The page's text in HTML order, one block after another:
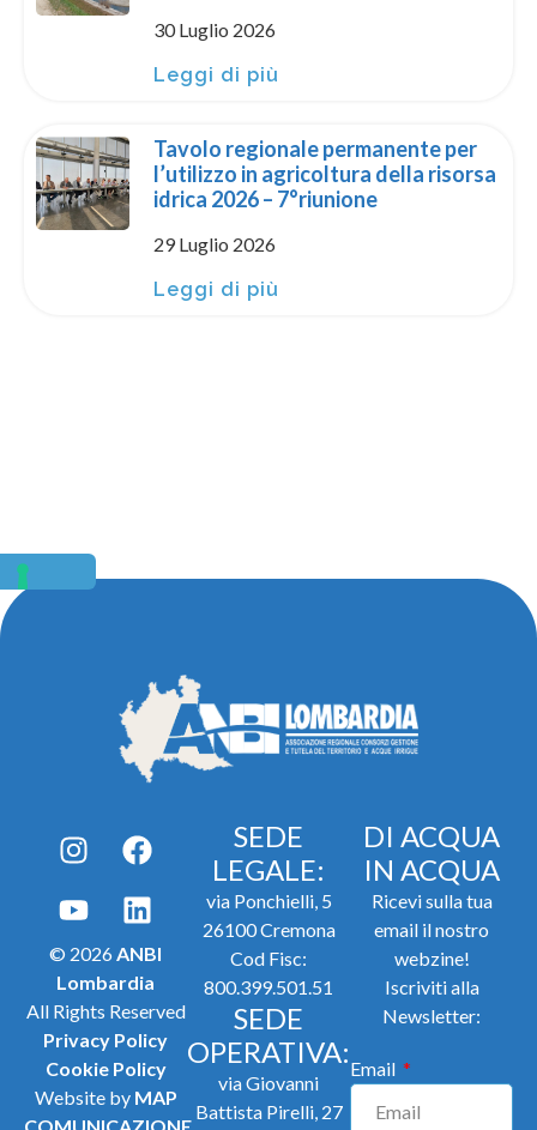
30 Luglio 2026
Leggi di più
Tavolo regionale permanente per
l’utilizzo in agricoltura della risorsa
idrica 2026 – 7°riunione
29 Luglio 2026
Leggi di più
© 2026ANBI
Lombardia
All Rights Reserved
Privacy Policy
Cookie Policy
Website by MAP
SEDE
LEGALE:
via Ponchielli, 5
26100 Cremona
Cod Fisc:
800.399.501.51
SEDE
OPERATIVA:
via Giovanni
Battista Pirelli, 27
DI ACQUA
IN ACQUA
Ricevi sulla tua
email il nostro
webzine!
Iscriviti alla
Newsletter:
Email